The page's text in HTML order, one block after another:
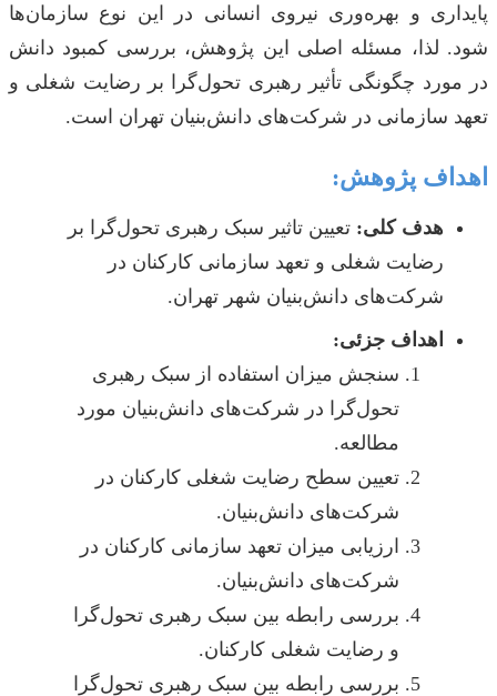
پایداری و بهره‌وری نیروی انسانی در این نوع سازمان‌ها
شود. لذا، مسئله اصلی این پژوهش، بررسی کمبود دانش
در مورد چگونگی تأثیر رهبری تحول‌گرا بر رضایت شغلی و
تعهد سازمانی در شرکت‌های دانش‌بنیان تهران است.
اهداف پژوهش:
هدف کلی: تعیین تاثیر سبک رهبری تحول‌گرا بر
رضایت شغلی و تعهد سازمانی کارکنان در
شرکت‌های دانش‌بنیان شهر تهران.
اهداف جزئی:
سنجش میزان استفاده از سبک رهبری
تحول‌گرا در شرکت‌های دانش‌بنیان مورد
مطالعه.
تعیین سطح رضایت شغلی کارکنان در
شرکت‌های دانش‌بنیان.
ارزیابی میزان تعهد سازمانی کارکنان در
شرکت‌های دانش‌بنیان.
بررسی رابطه بین سبک رهبری تحول‌گرا
و رضایت شغلی کارکنان.
بررسی رابطه بین سبک رهبری تحول‌گرا